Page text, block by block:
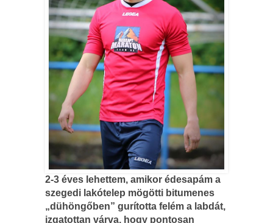
2-3 éves lehettem, amikor édesapám a
szegedi lakótelep mögötti bitumenes
„dühöngőben” gurította felém a labdát,
izgatottan várva, hogy pontosan